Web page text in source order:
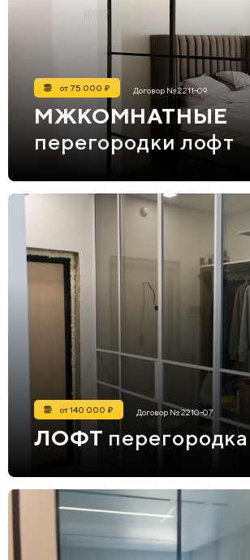
от 75 000 ₽ Договор № 2211-09
МЖКОМНАТНЫЕ
перегородки лофт
от 140 000 ₽ Договор № 2210-07
ЛОФТ перегородка